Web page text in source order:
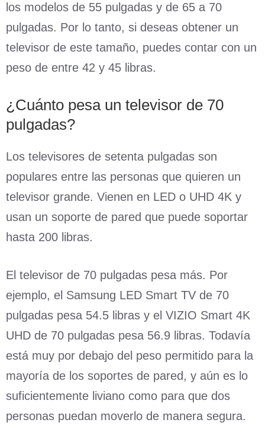
los modelos de 55 pulgadas y de 65 a 70
pulgadas. Por lo tanto, si deseas obtener un
televisor de este tamaño, puedes contar con un
peso de entre 42 y 45 libras.
¿Cuánto pesa un televisor de 70
pulgadas?
Los televisores de setenta pulgadas son
populares entre las personas que quieren un
televisor grande. Vienen en LED o UHD 4K y
usan un soporte de pared que puede soportar
hasta 200 libras.
El televisor de 70 pulgadas pesa más. Por
ejemplo, el Samsung LED Smart TV de 70
pulgadas pesa 54.5 libras y el VIZIO Smart 4K
UHD de 70 pulgadas pesa 56.9 libras. Todavía
está muy por debajo del peso permitido para la
mayoría de los soportes de pared, y aún es lo
suficientemente liviano como para que dos
personas puedan moverlo de manera segura.